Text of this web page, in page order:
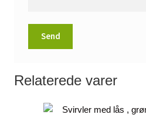
Relaterede varer